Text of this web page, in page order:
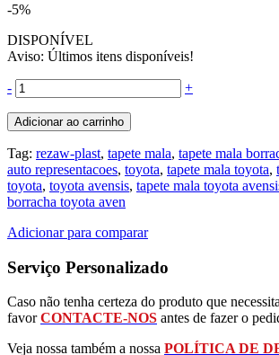
-5%
DISPONÍVEL
Aviso: Últimos itens disponíveis!
- +
Adicionar ao carrinho
Tag: rezaw-plast, tapete mala, tapete mala
auto representacoes, toyota, tapete mala toyota,
toyota, toyota avensis, tapete mala toyota
borracha toyota aven
Adicionar para comparar
Serviço Personalizado
Caso não tenha certeza do produto que
favorCONTACTE-NOS antes de fazer o
Veja nossa também a nossa POLÍTICA DE